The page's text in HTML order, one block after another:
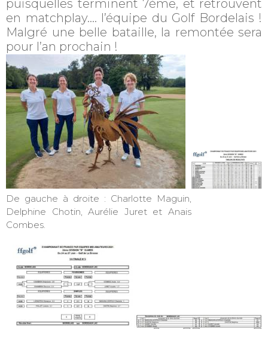
puisquelles terminent 7ème, et retrouvent
en matchplay…. l’équipe du Golf Bordelais !
Malgré une belle bataille, la remontée sera
pour l’an prochain !
De gauche à droite : Charlotte Maguin,
Delphine Chotin, Aurélie Juret et Anais
Combes.